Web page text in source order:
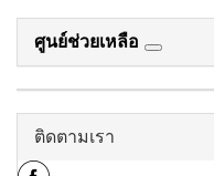
ศูนย์ช่วยเหลือ
ติดตามเรา